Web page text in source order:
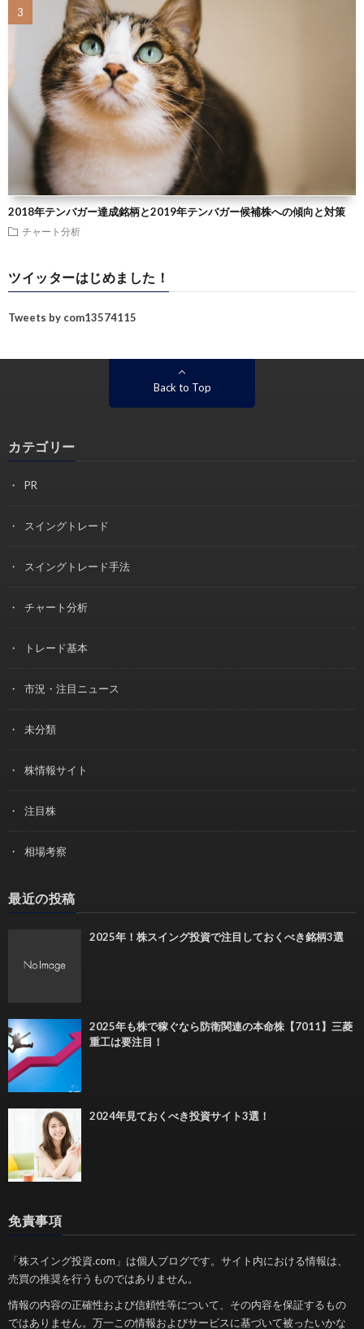
2018年テンバガー達成銘柄と2019年テンバガー候補株への傾向と対策
チャート分析
ツイッターはじめました！
Tweets by com13574115
Back to Top
カテゴリー
PR
スイングトレード
スイングトレード手法
チャート分析
トレード基本
市況・注目ニュース
未分類
株情報サイト
注目株
相場考察
最近の投稿
2025年！株スイング投資で注目しておくべき銘柄3選
2025年も株で稼ぐなら防衛関連の本命株【7011】三菱
重工は要注目！
2024年見ておくべき投資サイト3選！
免責事項
「株スイング投資.com」は個人ブログです。サイト内における情報は、
売買の推奨を行うものではありません。
情報の内容の正確性および信頼性等について、その内容を保証するもの
ではありません。万一この情報およびサービスに基づいて被ったいかな